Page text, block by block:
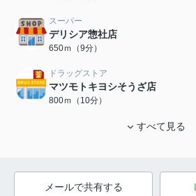
スーパー
デリシア惣社店
650ｍ（9分）
ドラッグストア
マツモトキヨシそうざ店
800ｍ（10分）
すべて見る
メールで共有する